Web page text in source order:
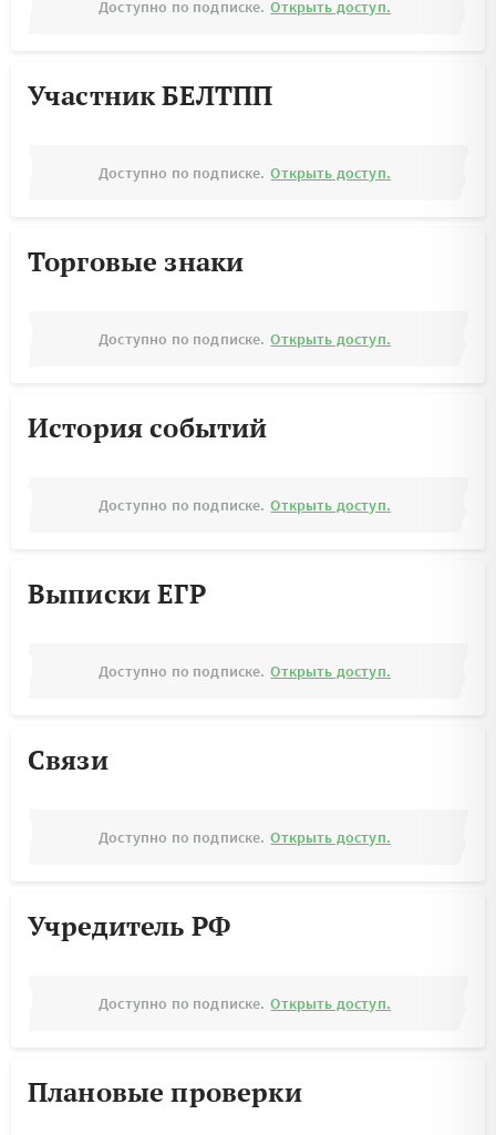
Доступно по подписке. Открыть доступ.
Участник БЕЛТПП
Доступно по подписке. Открыть доступ.
Торговые знаки
Доступно по подписке. Открыть доступ.
История событий
Доступно по подписке. Открыть доступ.
Выписки ЕГР
Доступно по подписке. Открыть доступ.
Связи
Доступно по подписке. Открыть доступ.
Учредитель РФ
Доступно по подписке. Открыть доступ.
Плановые проверки